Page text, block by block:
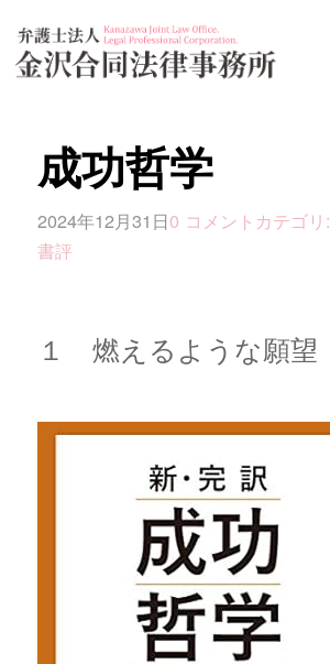
成功哲学
2024年12月31日0 コメント カテゴリ:
書評
１ 燃えるような願望